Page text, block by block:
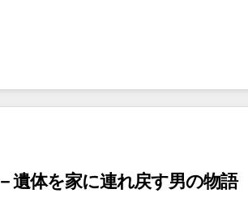
体を家に連れ戻す男の物語